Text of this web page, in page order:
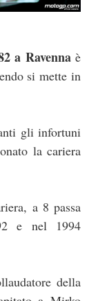
a Ravennaè
si mette in
gli infortuni
la cariera
a 8 passa
e nel 1994
della